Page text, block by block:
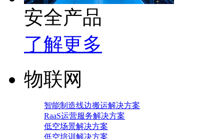
安全产品
了解更多
物联网
智能制造线边搬运解决方案
RaaS运营服务解决方案
低空场景解决方案
低空培训解决方案